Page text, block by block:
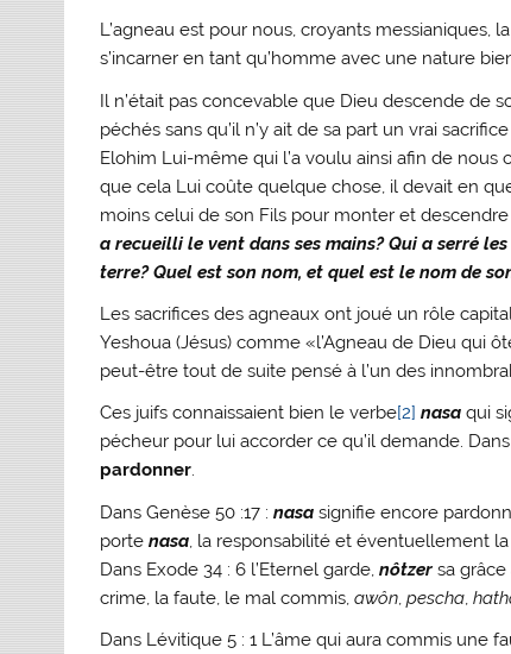
L’agneau est pour nous, croyants messianiques,
s’incarner en tant qu’homme avec une nature
Il n’était pas concevable que Dieu descende de
péchés sans qu’il n’y ait de sa part un vrai
Elohim Lui-même qui l’a voulu ainsi afin de nous
que cela Lui coûte quelque chose, il devait en
moins celui de son Fils pour monter et
a recueilli le vent dans ses mains? Qui a serré
terre? Quel est son nom, et quel est le nom de
Les sacrifices des agneaux ont joué un rôle
Yeshoua (Jésus) comme «l’Agneau de Dieu qui
peut-être tout de suite pensé à l’un des
Ces juifs connaissaient bien le verbe[2] nasa qui
pécheur pour lui accorder ce qu’il demande.
pardonner.
Dans Genèse 50 :17 :nasa signifie encore
portenasa, la responsabilité et éventuellement
Dans Exode 34 : 6 l’Eternel garde,nôtzer sa
crime, la faute, le mal commis,awôn,pescha,
Dans Lévitique 5 : 1 L’âme qui aura commis une